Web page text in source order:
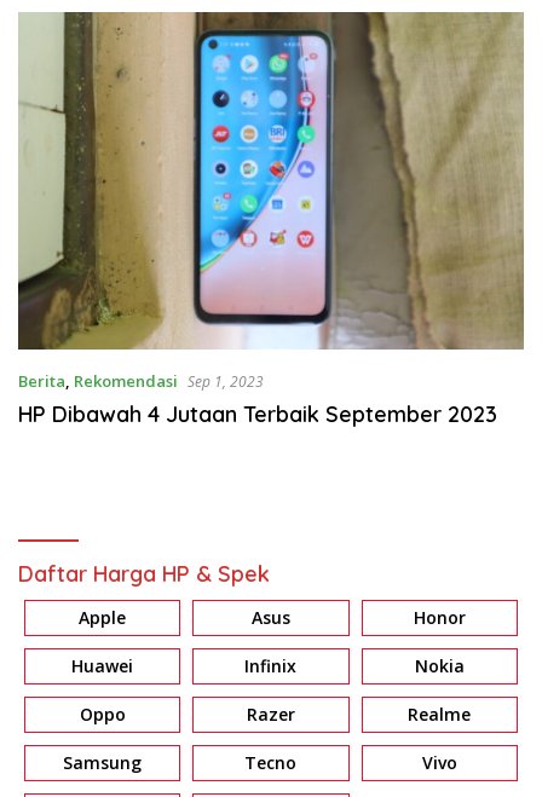
Berita, Rekomendasi Sep 1, 2023
HP Dibawah 4 Jutaan Terbaik September 2023
Daftar Harga HP & Spek
Apple Asus Honor
Huawei Infinix Nokia
Oppo Razer Realme
Samsung Tecno Vivo